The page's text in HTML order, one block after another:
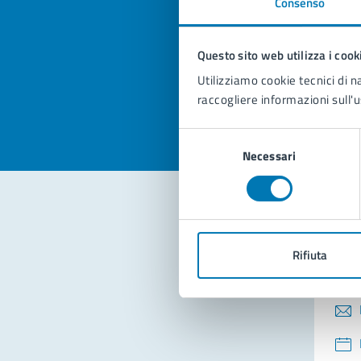
Questo sito web utilizza i
Utilizziamo cookie tecnici di
raccogliere informazioni
consenso
Necessari
Rifiuta